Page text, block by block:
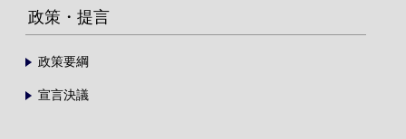
政策・提言
政策要綱
宣言決議